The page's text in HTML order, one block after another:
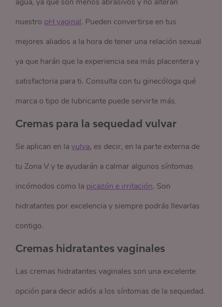
nuestro pH vaginal. Pueden convertirse en tus
mejores aliados a la hora de tener una relación sexual
ya que harán que la experiencia sea más placentera y
satisfactoria para ti. Consulta con tu ginecóloga qué
marca o tipo de lubricante puede servirte más.
Cremas para la sequedad vulvar
Se aplican en lavulva, es decir, en la parte externa de
tu Zona V y te ayudarán a calmar algunos síntomas
incómodos como la picazón e irritación. Son
hidratantes por excelencia y siempre podrás llevarlas
contigo.
Cremas hidratantes vaginales
Las cremas hidratantes vaginales son una excelente
opción para decir adiós a los síntomas de la sequedad.